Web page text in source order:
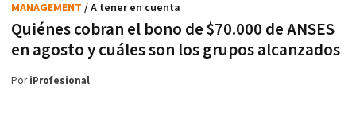
Quiénes cobran el bono de $70.000 de ANSES
en agosto y cuáles son los grupos alcanzados
MANAGEMENT / A tener en cuenta
PoriProfesional